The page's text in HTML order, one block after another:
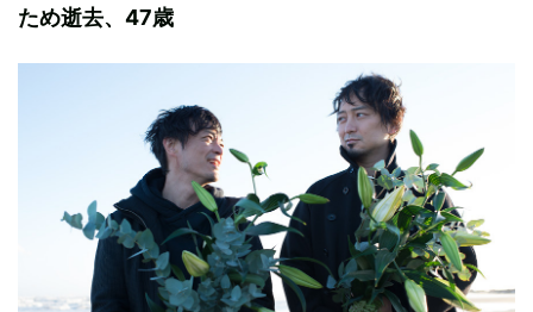
ため逝去、47歳